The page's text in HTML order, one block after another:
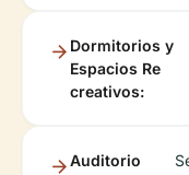
Dormitorios y
Espacios Re
creativos:
Auditorio